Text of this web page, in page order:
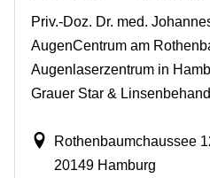
Priv.-Doz. Dr. med.
AugenCentrum am
Augenlaserzentrum in
Grauer Star &
Rothenbaumchaussee
20149 Hamburg